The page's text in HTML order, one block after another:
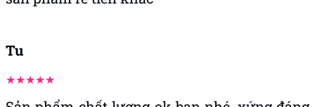
Tu
Sản phẩm chất lượng ok bạn nhé, xứng đáng